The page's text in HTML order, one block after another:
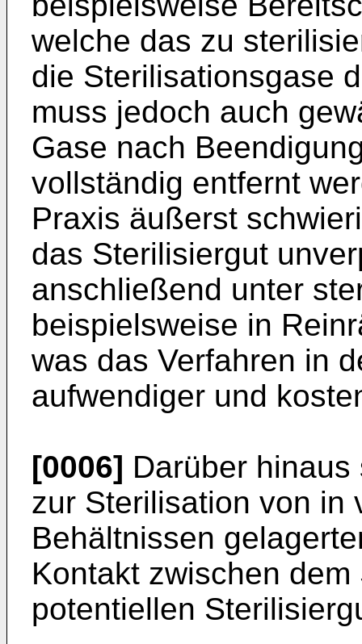
welche das zu
die Sterilisationsgase
muss jedoch auch
Gase nach
vollständig entfernt
Praxis äußerst
das Sterilisiergut
anschließend unter
beispielsweise in
was das Verfahren in
aufwendiger und
[0006] Darüber
zur Sterilisation von in
Behältnissen
Kontakt zwischen
potentiellen